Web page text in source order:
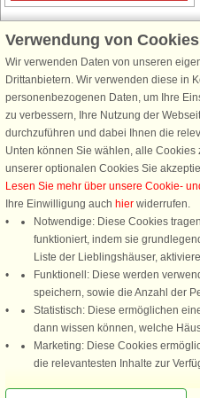
Schließen Sie sich 100.000
Erhalten Sie einen
Ferienhausurlaub - melden Sie sich
an. Verpassen Sie nie wieder
Urlaubstipps!
Newsletter
Folgen Sie uns:
DanCenter
Verwendung von Cookies
Wir verwenden Daten von unseren
Drittanbietern. Wir verwenden diese in
personenbezogenen Daten, um Ihre
zu verbessern, Ihre Nutzung der
durchzuführen und dabei Ihnen die
Unten können Sie wählen, alle
unserer optionalen Cookies Sie
Lesen Sie mehr über unsere Cookie-
Ihre Einwilligung auch hier widerrufen.
Notwendige: Diese Cookies
funktioniert, indem sie
Liste der Lieblingshäuser,
Funktionell: Diese werden
speichern, sowie die Anzahl der
Statistisch: Diese ermöglichen
dann wissen können, welche
Marketing: Diese Cookies
die relevantesten Inhalte zur